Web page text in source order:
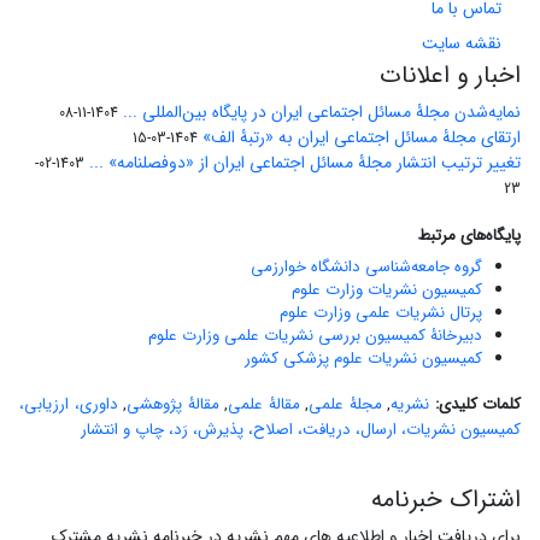
تماس با ما
نقشه سایت
اخبار و اعلانات
نمایه‌شدن مجلۀ مسائل اجتماعی ایران در پایگاه بین‌المللی ... 1404-11-08
ارتقای مجلۀ مسائل اجتماعی ایران به «رتبۀ الف» 1404-03-15
تغییر ترتیب انتشار مجلۀ مسائل اجتماعی ایران از «دوفصلنامه» ...
1403-02-
23
پایگاه‌های مرتبط
گروه جامعه‌شناسی دانشگاه خوارزمی
کمیسیون نشریات وزارت علوم
پرتال نشریات علمی وزارت علوم
دبیرخانۀ کمیسیون بررسی نشریات علمی وزارت علوم
کمیسیون نشریات علوم پزشکی کشور
کلمات کلیدی: نشریه,مجلۀ علمی,مقالۀ علمی,مقالۀ پژوهشی, داوری، ارزیابی،
کمیسیون نشریات، ارسال، دریافت، اصلاح، پذیرش، رَد، چاپ و انتشار
اشتراک خبرنامه